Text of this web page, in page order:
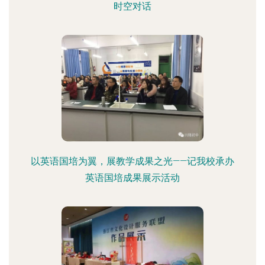
时空对话
以英语国培为翼，展教学成果之光——记我校承办
英语国培成果展示活动